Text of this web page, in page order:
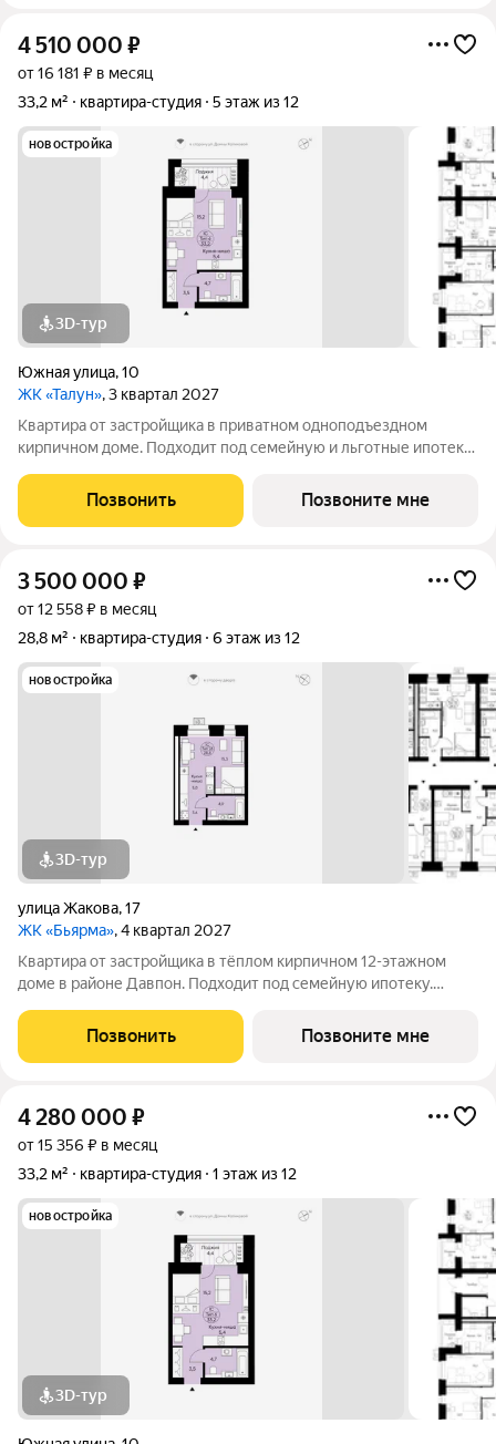
4 510 000 ₽
от 16 181 ₽ в месяц
33,2 м²
квартира-студия 5 этаж из 12
новостройка
3D-тур
Южная улица,10
ЖК «Талун», 3 квартал 2027
Квартира от застройщика в приватном одноподъездном
кирпичном доме. Подходит под семейную и льготные ипотеки.
гарантия безопасности. Студия свободной планировки с
кухней-нишей, французским
Позвонить Позвоните мне
3 500 000 ₽
от 12 558 ₽ в месяц
28,8 м²
квартира-студия 6 этаж из 12
новостройка
3D-тур
улица Жакова,17
ЖК «Бьярма», 4 квартал 2027
Квартира от застройщика в тёплом кирпичном 12-этажном
доме в районе Давпон. Подходит под семейную ипотеку.
безопасности. Студия свободной планировки. Два окна с
низкими подоконниками.
Позвонить Позвоните мне
4 280 000 ₽
от 15 356 ₽ в месяц
33,2 м²
квартира-студия 1 этаж из 12
новостройка
3D-тур